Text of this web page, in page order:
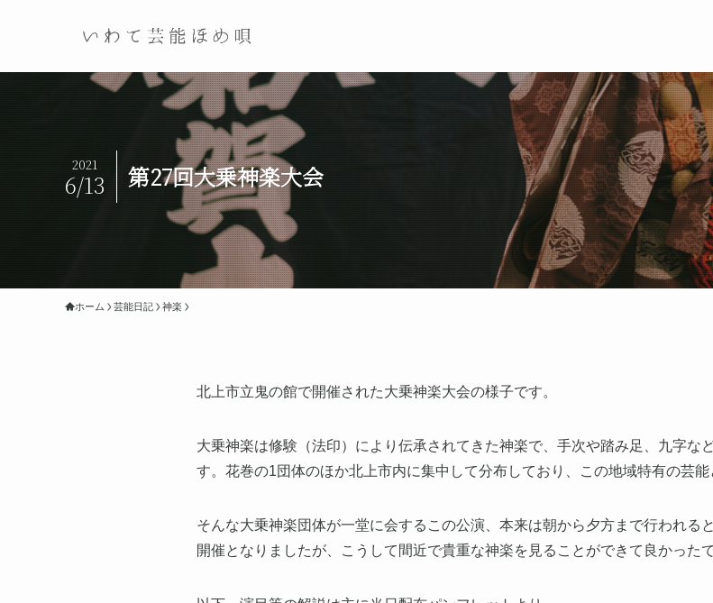
第27回大乗神楽大会
2021
6/13
ホーム 芸能日記 神楽
北上市立鬼の館で開催された大乗神楽大会の様子です。
大乗神楽は修験（法印）により伝承されてきた神楽で、手次や踏み足、九字な
す。花巻の1団体のほか北上市内に集中して分布しており、この地域特有の芸能
そんな大乗神楽団体が一堂に会するこの公演、本来は朝から夕方まで行われる
開催となりましたが、こうして間近で貴重な神楽を見ることができて良かったで